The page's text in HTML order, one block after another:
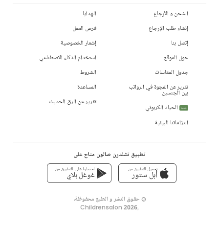
الشحن و الأرجاع
إنشاء طلب الإرجاع
إتصل بنا
حول الموقع
جدول المقاسات
تقرير عن الفجوة في الرواتب
بين الجنسين
جديد
الحياد الكربوني
التزاماتنا البيئية
الهدايا
فرص العمل
إشعار الخصوصية
استخدام الذكاء الاصطناعي
الشروط
المساعدة
تقرير عن الرق الحديث
تطبيق تشلدرن صالون متاح على
تحميل التطبيق من
أبل ستور
احصلوا على التطبيق من
غوغل بلاي
© حقوق النشر و الطبع محفوظة،
,
Childrensalon 2026